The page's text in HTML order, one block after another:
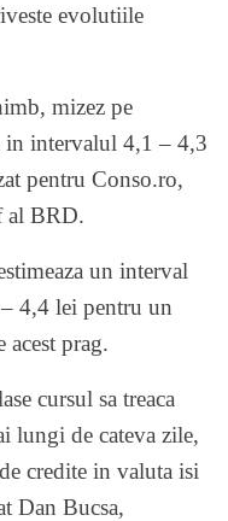
evolutiile
mizez pe
in intervalul 4,1 – 4,3
pentru Conso.ro,
al BRD.
un interval
4,4 lei pentru un
acest prag.
cursul sa treaca
lungi de cateva zile,
credite in valuta isi
Dan Bucsa,